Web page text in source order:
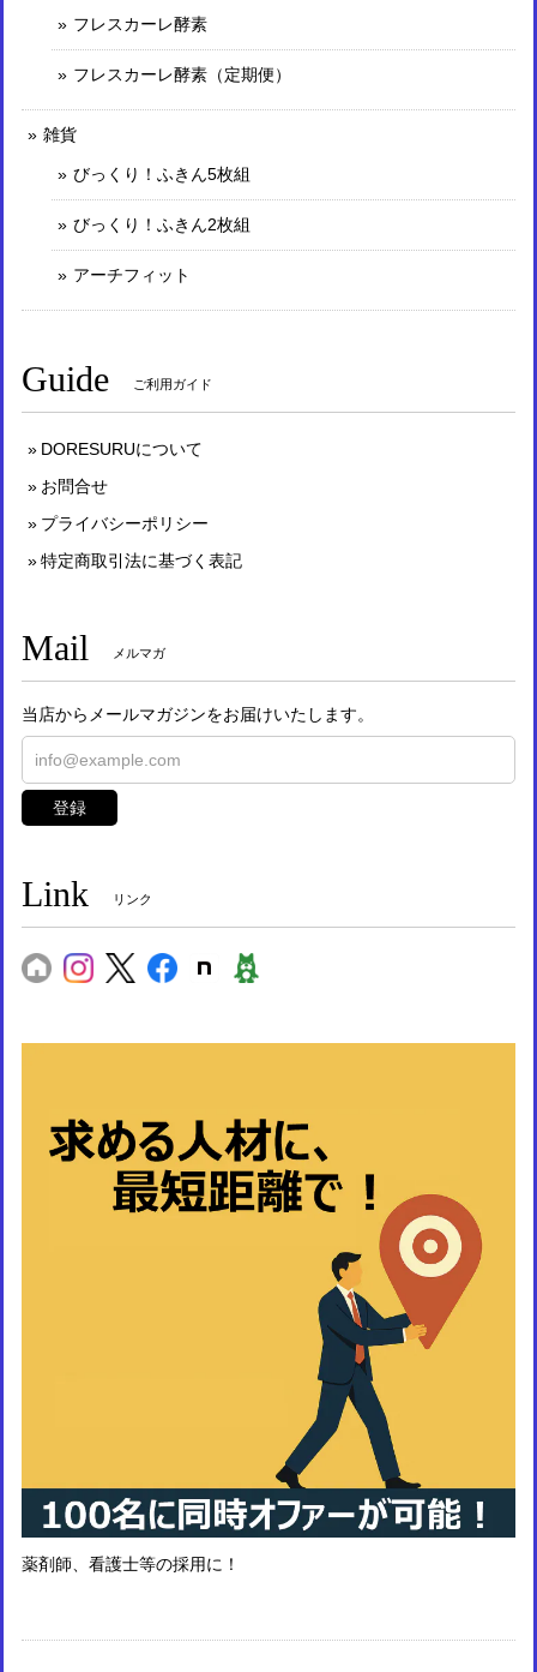
フレスカーレ酵素
フレスカーレ酵素（定期便）
雑貨
びっくり！ふきん5枚組
びっくり！ふきん2枚組
アーチフィット
Guide ご利用ガイド
DORESURUについて
お問合せ
プライバシーポリシー
特定商取引法に基づく表記
Mail メルマガ
当店からメールマガジンをお届けいたします。
登録
Link リンク
薬剤師、看護士等の採用に！